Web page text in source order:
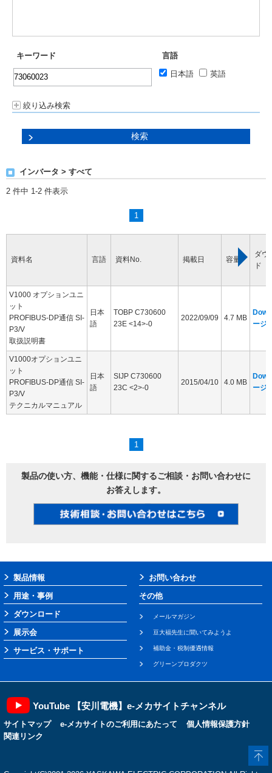
キーワード
言語
日本語
英語
絞り込み検索
インバータ > すべて
2 件中 1-2 件表示
1
資料名 言語 資料No. 掲載日 容量
ダウ
ド
V1000 オプションユニ
ット
PROFIBUS-DP通信 SI-
P3/V
取扱説明書
日本
語
TOBP C730600
23E <14>-0
2022/09/09 4.7 MB
ージ
V1000オプションユニ
ット
PROFIBUS-DP通信 SI-
P3/V
テクニカルマニュアル
日本
語
SIJP C730600
23C <2>-0
2015/04/10 4.0 MB
ージ
1
製品の使い方、機能・仕様に関するご相談・お問い合わせに
お答えします。
製品情報
用途・事例
ダウンロード
展示会
サービス・サポート
お問い合わせ
その他
メールマガジン
豆大福先生に聞いてみようよ
補助金・税制優遇情報
グリーンプロダクツ
YouTube 【安川電機】e-メカサイトチャンネル
サイトマップ e-メカサイトのご利用にあたって
個人情報保護方針
関連リンク